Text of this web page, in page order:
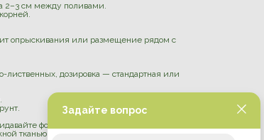
2–3 см между поливами.
опрыскивания или размещение рядом с
дозировка — стандартная или
форму или сдерживайте размер.
тканью.
Задайте вопрос